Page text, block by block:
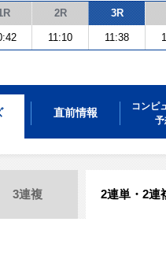
2R 3R
11:10 11:38
直前情報
コンピ
予
3連複 2連単・2連